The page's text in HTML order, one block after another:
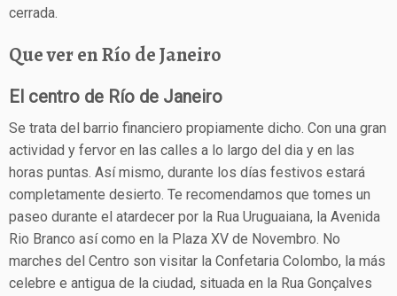
cerrada.
Que ver en Río de Janeiro
El centro de Río de Janeiro
Se trata del barrio financiero propiamente dicho. Con una gran
actividad y fervor en las calles a lo largo del dia y en las
horas puntas. Así mismo, durante los días festivos estará
completamente desierto. Te recomendamos que tomes un
paseo durante el atardecer por la Rua Uruguaiana, la Avenida
Rio Branco así como en la Plaza XV de Novembro. No
marches del Centro son visitar la Confetaria Colombo, la más
celebre e antigua de la ciudad, situada en la Rua Gonçalves